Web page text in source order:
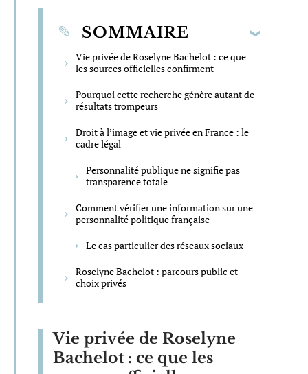
SOMMAIRE
Vie privée de Roselyne Bachelot : ce que
les sources officielles confirment
Pourquoi cette recherche génère autant de
résultats trompeurs
Droit à l’image et vie privée en France : le
cadre légal
Personnalité publique ne signifie pas
transparence totale
Comment vérifier une information sur une
personnalité politique française
Le cas particulier des réseaux sociaux
Roselyne Bachelot : parcours public et
choix privés
Vie privée de Roselyne
Bachelot : ce que les